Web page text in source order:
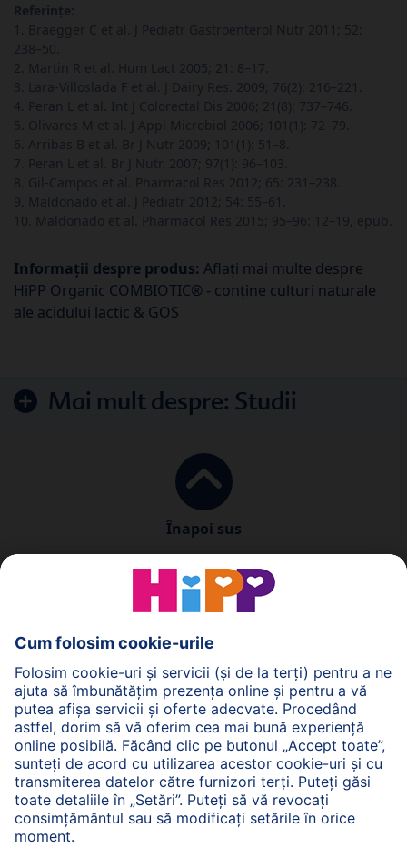
Referințe:
1. Braegger C et al. J Pediatr Gastroenterol Nutr 2011; 52:
238–50.
2. Martin R et al. Hum Lact 2005; 21: 8–17.
3. Lara-Villoslada F et al. J Dairy Res. 2009; 76(2): 216–221.
4. Peran L et al. Int J Colorectal Dis 2006; 21(8): 737–746.
5. Olivares M et al. J Appl Microbiol 2006; 101(1): 72–79.
6. Arribas B et al. Br J Nutr 2009; 101(1): 51–8.
7. Peran L et al. Br J Nutr. 2007; 97(1): 96–103.
8. Gil-Campos et al. Pharmacol Res 2012; 65: 231–238.
9. Maldonado et al. J Pediatr 2012; 54: 55–61.
10. Maldonado et al. Pharmacol Res 2015; 95–96: 12–19, epub.
Informații despre produs: Aflați mai multe despre
HiPP Organic COMBIOTIC® - conține culturi naturale
ale acidului lactic & GOS
Mai mult despre: Studii
Înapoi sus
Politica de Confidenţialitate
Termenii generali pentru utilizarea serviciilor noastre
web
Imprimare
Despre HiPP Contact
Transmiterea datelor este securizată prin criptare.